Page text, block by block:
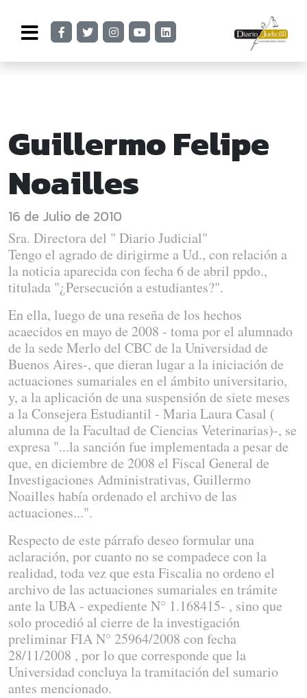
Guillermo Felipe
Noailles
16 de Julio de 2010
Sra. Directora del " Diario Judicial"
Tengo el agrado de dirigirme a Ud., con relación a
la noticia aparecida con fecha 6 de abril ppdo.,
titulada "¿Persecución a estudiantes?".
En ella, luego de una reseña de los hechos
acaecidos en mayo de 2008 - toma por el alumnado
de la sede Merlo del CBC de la Universidad de
Buenos Aires-, que dieran lugar a la iniciación de
actuaciones sumariales en el ámbito universitario,
y, a la aplicación de una suspensión de siete meses
a la Consejera Estudiantil - Maria Laura Casal (
alumna de la Facultad de Ciencias Veterinarias)-, se
expresa "...la sanción fue implementada a pesar de
que, en diciembre de 2008 el Fiscal General de
Investigaciones Administrativas, Guillermo
Noailles había ordenado el archivo de las
actuaciones...".
Respecto de este párrafo deseo formular una
aclaración, por cuanto no se compadece con la
realidad, toda vez que esta Fiscalia no ordeno el
archivo de las actuaciones sumariales en trámite
ante la UBA - expediente N° 1.168415- , sino que
solo procedió al cierre de la investigación
preliminar FIA N° 25964/2008 con fecha
28/11/2008 , por lo que corresponde que la
Universidad concluya la tramitación del sumario
antes mencionado.